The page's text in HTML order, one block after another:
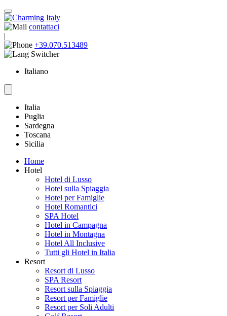
contattaci
|
+39.070.513489
Italiano
Italia
Puglia
Sardegna
Toscana
Sicilia
Home
Hotel
Hotel di Lusso
Hotel sulla Spiaggia
Hotel per Famiglie
Hotel Romantici
SPA Hotel
Hotel in Campagna
Hotel in Montagna
Hotel All Inclusive
Tutti gli Hotel in Italia
Resort
Resort di Lusso
SPA Resort
Resort sulla Spiaggia
Resort per Famiglie
Resort per Soli Adulti